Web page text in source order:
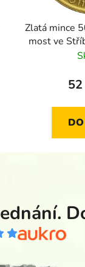
Zlatá mince
most ve